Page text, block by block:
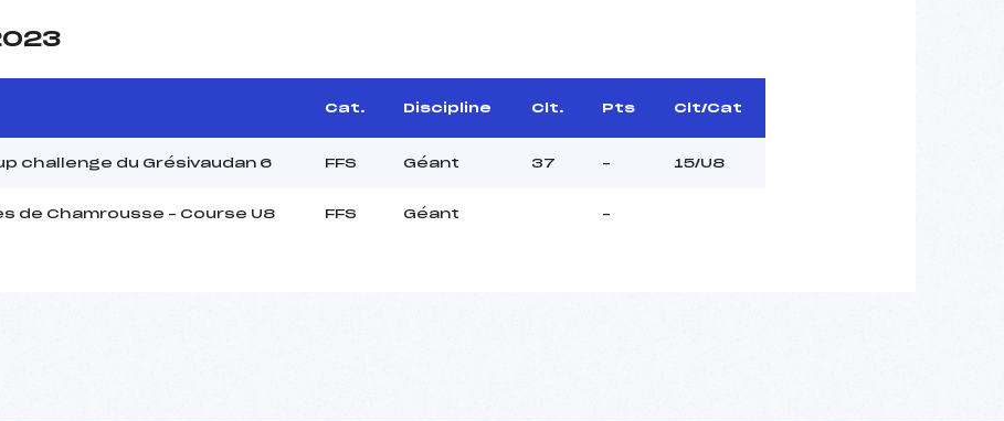
Cat. Discipline Clt. Pts Clt/Cat
challenge du Grésivaudan 6 FFS Géant 37 – 15/U8
de Chamrousse – Course U8 FFS Géant –